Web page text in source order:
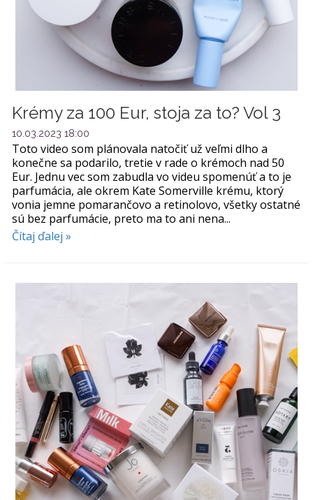
Krémy za 100 Eur, stoja za to? Vol 3
10.03.2023 18:00
Toto video som plánovala natočiť už veľmi dlho a
konečne sa podarilo, tretie v rade o krémoch nad 50
Eur. Jednu vec som zabudla vo videu spomenúť a to je
parfumácia, ale okrem Kate Somerville krému, ktorý
vonia jemne pomarančovo a retinolovo, všetky ostatné
sú bez parfumácie, preto ma to ani nena...
Čítaj ďalej »